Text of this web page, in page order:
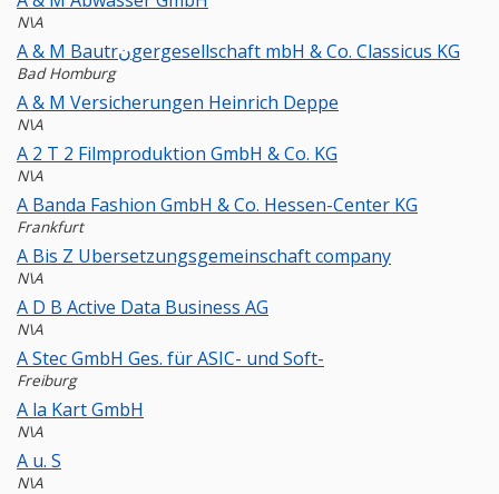
N\A
A & M Bautrنgergesellschaft mbH & Co. Classicus KG
Bad Homburg
A & M Versicherungen Heinrich Deppe
N\A
A 2 T 2 Filmproduktion GmbH & Co. KG
N\A
A Banda Fashion GmbH & Co. Hessen-Center KG
Frankfurt
A Bis Z Ubersetzungsgemeinschaft company
N\A
A D B Active Data Business AG
N\A
A Stec GmbH Ges. für ASIC- und Soft-
Freiburg
A la Kart GmbH
N\A
A u. S
N\A